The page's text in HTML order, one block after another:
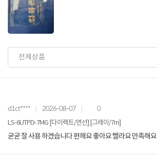
d1ct**** 2026-08-07 0
LS-6UTPD-7MG [다이렉트/연선] [그레이/7m]
굳굳 잘 사용 하겠습니다 편해요 좋아요 빨라요 만족해요